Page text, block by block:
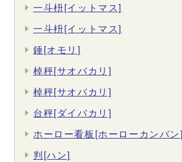
一斗枡[イットマス]
一斗枡[イットマス]
錘[オモリ]
棹秤[サオバカリ]
棹秤[サオバカリ]
台秤[ダイバカリ]
ホーロー看板[ホーローカンバン]
判[ハン]